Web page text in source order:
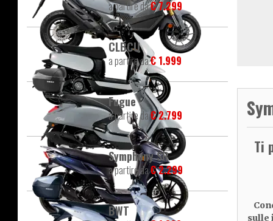
a partire da€ 7.299
CLBCU
a partire da€ 1.999
Fugue
a partire da€ 2.799
Symphony SR
a partire da€ 2.299
BWT
Ti
sulle